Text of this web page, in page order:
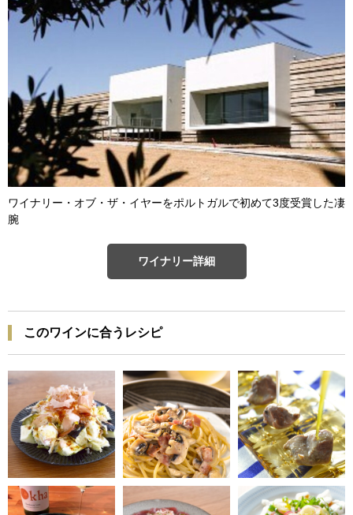
ワイナリー・オブ・ザ・イヤーをポルトガルで初めて3度受賞した凄
腕
ワイナリー詳細
このワインに合うレシピ